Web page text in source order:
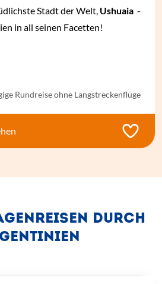
Stadt der Welt, Ushuaia -
in all seinen Facetten!
Rundreise ohne Langstreckenflüge
DURCH